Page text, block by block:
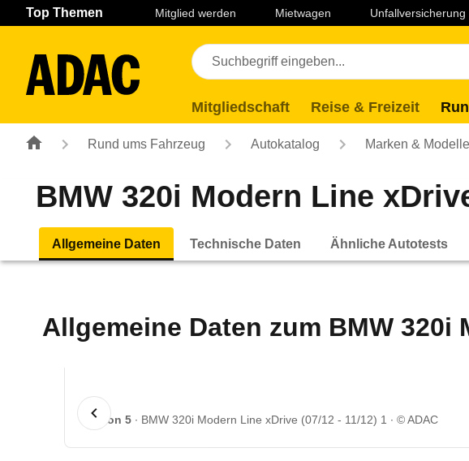
Navigation Seiteninhalt Fußzeile
Top Themen Mitglied werden Mietwagen Unfallversicherung
Mitgliedschaft Reise & Freizeit
Rund ums Fahrzeug Autokatalog Marken & Modelle
BMW 320i Modern Line
Allgemeine Daten Technische Daten Ähnliche Autotests
Allgemeine Daten zum BMW 320i
1 von 5 BMW 320i Modern Line xDrive (07/12 - 11/12) 1 © ADAC